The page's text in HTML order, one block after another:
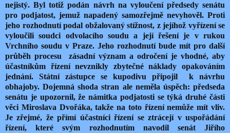
nejistý. Byl totiž podán návrh na vyloučení předsedy senátu
pro podjatost, jemuž napadený samozřejmě nevyhověl. Proti
jeho rozhodnutí podal obžalovaný stížnost, z jejíhož vyřízení se
vyloučili soudci odvolacího soudu a její řešení je v rukou
Vrchního soudu v Praze. Jeho rozhodnutí bude mít pro další
průběh procesu zásadní význam a odročení je vhodné, aby
účastníkům řízení nevznikly zbytečné náklady opakováním
jednání. Státní zástupce se kupodivu připojil k návrhu
obhajoby. Dojemná shoda stran ale neměla úspěch: předseda
senátu je upozornil, že námitka podjatosti se týká druhé části
věci Miroslava Dvořáka, takže na toto řízení nemůže mít vliv.
Je zřejmé, že přímí účastníci řízení se ztrácejí v uspořádání
řízení, které svým rozhodnutím navodil senát Jiřího